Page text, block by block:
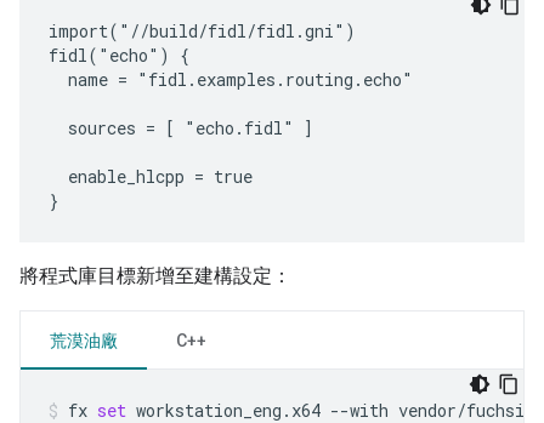
import("//build/fidl/fidl.gni")
fidl("echo") {
  name = "fidl.examples.routing.echo"
  sources = [ "echo.fidl" ]
  enable_hlcpp = true
將程式庫目標新增至建構設定：
荒漠油廠 C++
fx set workstation_eng.x64 --with vendor/